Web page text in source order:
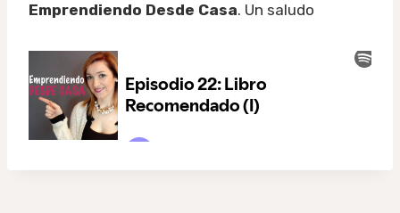
Emprendiendo Desde Casa. Un saludo